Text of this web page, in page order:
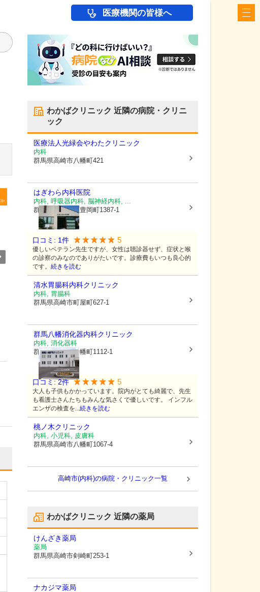
医療機関の皆様へ
わかばクリニック 近隣の病院・クリニ
ック
医療法人光緑会やわたクリニック
内科
群馬県高崎市八幡町421
はぎわら内科医院
内科, 呼吸器内科, 脳神経内科, ...
群馬県高崎市下豊岡町1387-1
口コミ: 1件 5
優しいベテラン先生ですが、女性は聴診器せず、症状と喉
の診察のみなのでありがたいです。診療費もいつも良心的
です。 続きを読む
清水胃腸科内科クリニック
内科, 胃腸科
群馬県高崎市町屋町627-1
群馬八幡消化器内科クリニック
内科, 消化器科
群馬県高崎市八幡町1112-1
口コミ: 2件 5
大人も子供もかかっています。院内がとても綺麗で、先生
も看護士さんたちもみんな気さくで優しいです。 インフル
エンザの検査を...続きを読む
桃ノ木クリニック
内科, 小児科, 皮膚科
群馬県高崎市八幡町1067-4
高崎市(内科)の病院・クリニック一覧
わかばクリニック 近隣の薬局
けんざき薬局
薬局
群馬県高崎市剣崎町253-1
ナカジマ薬局